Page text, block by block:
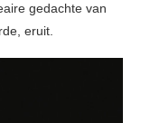
gedachte van
eruit.